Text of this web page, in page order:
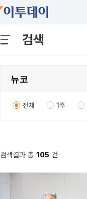
검색
전체 1주
검색결과 총 105 건